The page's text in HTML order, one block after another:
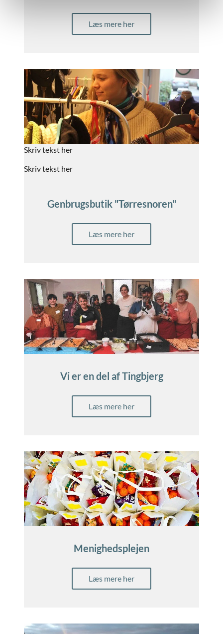
Læs mere her
Skriv tekst her
Skriv tekst her
Genbrugsbutik "Tørresnoren"
Læs mere her
Vi er en del af Tingbjerg
Læs mere her
Menighedsplejen
Læs mere her